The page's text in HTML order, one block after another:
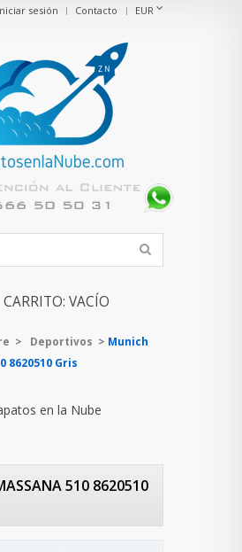
EUR
Contacto
sesión
CARRITO: VACÍO
> Deportivos > Munich
8620510 Gris
510 8620510